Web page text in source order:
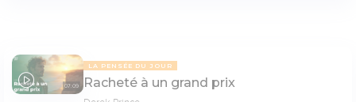
07:09
LA PENSÉE DU JOUR
Racheté à un grand prix